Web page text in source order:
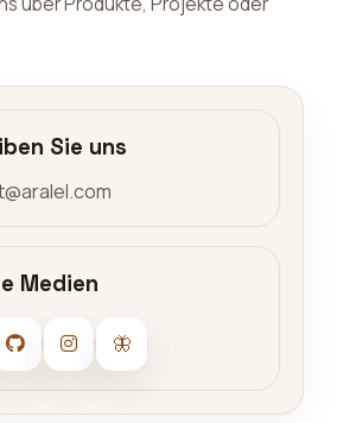
Sie uns
Medien
🦋